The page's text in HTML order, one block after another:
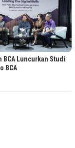
BCA Luncurkan Studi
BCA